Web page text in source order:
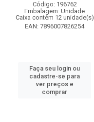
Código: 196762
Embalagem: Unidade
Caixa contém 12 unidade(s)
EAN: 7896007826254
Faça seu login ou
cadastre-se para
ver preços e
comprar